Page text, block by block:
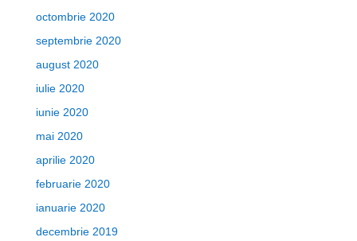
octombrie 2020
septembrie 2020
august 2020
iulie 2020
iunie 2020
mai 2020
aprilie 2020
februarie 2020
ianuarie 2020
decembrie 2019